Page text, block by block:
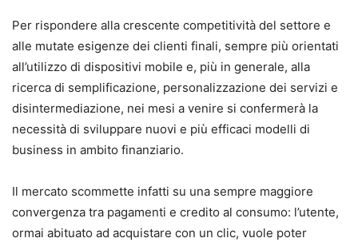
Per rispondere alla crescente competitività del settore e
alle mutate esigenze dei clienti finali, sempre più orientati
all’utilizzo di dispositivi mobile e, più in generale, alla
ricerca di semplificazione, personalizzazione dei servizi e
disintermediazione, nei mesi a venire si confermerà la
necessità di sviluppare nuovi e più efficaci modelli di
business in ambito finanziario.
Il mercato scommette infatti su una sempre maggiore
convergenza tra pagamenti e credito al consumo: l’utente,
ormai abituato ad acquistare con un clic, vuole poter